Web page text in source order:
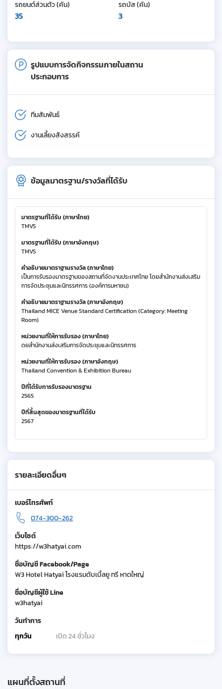
รถยนต์ส่วนตัว (คัน)
35
รถบัส (คัน)
3
รูปแบบการจัดกิจกรรมภายในสถาน
ประกอบการ
ทีมสัมพันธ์
งานเลี้ยงสังสรรค์
ข้อมูลมาตรฐาน/รางวัลที่ได้รับ
มาตรฐานที่ได้รับ (ภาษาไทย)
TMVS
มาตรฐานที่ได้รับ (ภาษาอังกฤษ)
TMVS
คำอธิบายมาตราฐานรางวัล (ภาษาไทย)
เป็นการรับรองมาตรฐานของสถานที่จัดงานประเทศไทย โดยสำนักงานส่งเสริม
การจัดประชุมและนิทรรศการ (องค์การมหาชน)
คำอธิบายมาตราฐานรางวัล (ภาษาอังกฤษ)
Thailand MICE Venue Standard Certification (Category: Meeting
Room)
หน่วยงานที่ให้การรับรอง (ภาษาไทย)
ดยสำนักงานส่งเสริมการจัดประชุมและนิทรรศการ
หน่วยงานที่ให้การรับรอง (ภาษาอังกฤษ)
Thailand Convention & Exhibition Bureau
ปีที่ได้รับการรับรองมาตรฐาน
2565
ปีที่สิ้นสุดของมาตรฐานที่ได้รับ
2567
รายละเอียดอื่นๆ
เบอร์โทรศัพท์
074-300-262
เว็บไซต์
https://w3hatyai.com
ชื่อบัญชี Facebook/Page
W3 Hotel Hatyai โรงแรมดับเบิ้ลยู ทรี หาดใหญ่
ชื่อบัญชีผู้ใช้ Line
w3hatyai
วันทำการ
ทุกวัน
เปิด 24 ชั่วโมง
แผนที่ตั้งสถานที่